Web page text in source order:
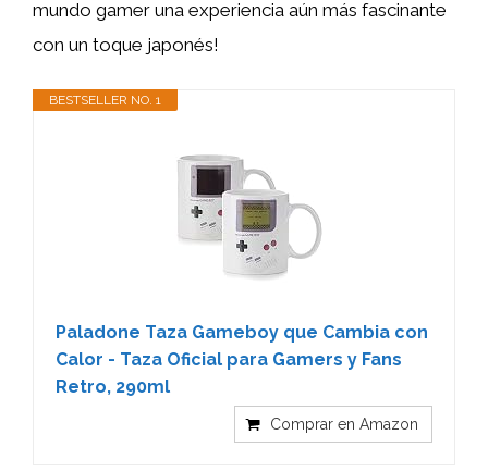
mundo gamer una experiencia aún más fascinante
con un toque japonés!
BESTSELLER NO. 1
Paladone Taza Gameboy que Cambia con
Calor - Taza Oficial para Gamers y Fans
Retro, 290ml
Comprar en Amazon